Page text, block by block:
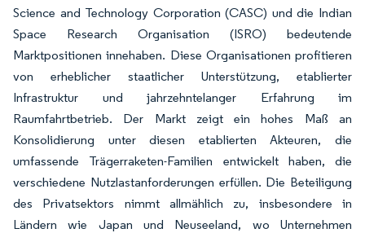
Science and Technology Corporation (CASC) und die Indian
Space Research Organisation (ISRO) bedeutende
Marktpositionen innehaben. Diese Organisationen profitieren
von erheblicher staatlicher Unterstützung, etablierter
Infrastruktur und jahrzehntelanger Erfahrung im
Raumfahrtbetrieb. Der Markt zeigt ein hohes Maß an
Konsolidierung unter diesen etablierten Akteuren, die
umfassende Trägerraketen-Familien entwickelt haben, die
verschiedene Nutzlastanforderungen erfüllen. Die Beteiligung
des Privatsektors nimmt allmählich zu, insbesondere in
Ländern wie Japan und Neuseeland, wo Unternehmen